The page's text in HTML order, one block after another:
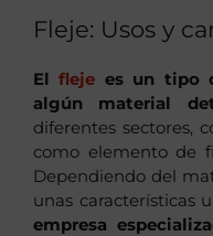
Fleje: Usos y
Elfleje es un tipo
algún material
diferentes sectores,
como elemento de
Dependiendo del
unas características
empresa